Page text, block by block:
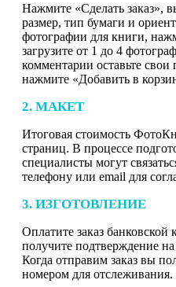
Нажмите «Сделать заказ»,
размер, тип бумаги и
фотографии для книги,
загрузите от 1 до 4
комментарии оставьте
нажмите «Добавить в
2. МАКЕТ
Итоговая стоимость
страниц. В процессе
специалисты могут
телефону или email для
3. ИЗГОТОВЛЕНИЕ
Оплатите заказ
получите подтверждение
Когда отправим заказ вы
номером для отслеживания.